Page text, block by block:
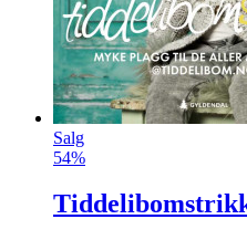
Salg
54%